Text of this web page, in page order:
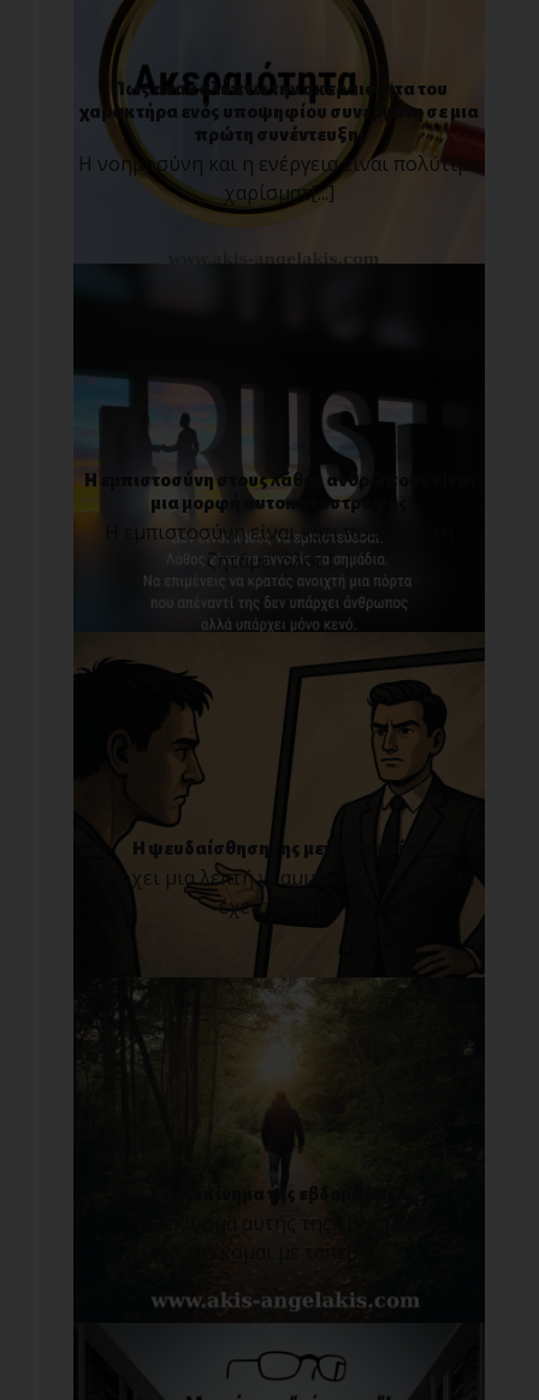
Πως ανακαλύπτω την ακεραιότητα του
χαρακτήρα ενός υποψηφίου συνεργάτη σε μια
πρώτη συνέντευξη;
Η νοημοσύνη και η ενέργεια είναι πολύτιμα
χαρίσματ[...]
Η εμπιστοσύνη στους λάθος ανθρώπους είναι
μια μορφή αυτοκαταστροφής
Η εμπιστοσύνη είναι κάτι που όλοι τη
ζητάμε, όλοι [...]
Η ψευδαίσθηση της μεγαλομανίας
Υπάρχει μια λεπτή γραμμή ανάμεσα στο να
έχεις αυτο[...]
Στο ξεκίνημα της εβδομάδας...
Στο ξεκίνημα αυτής της εβδομάδας,